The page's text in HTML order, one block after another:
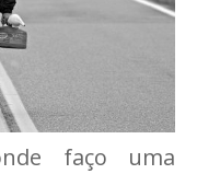
faço uma